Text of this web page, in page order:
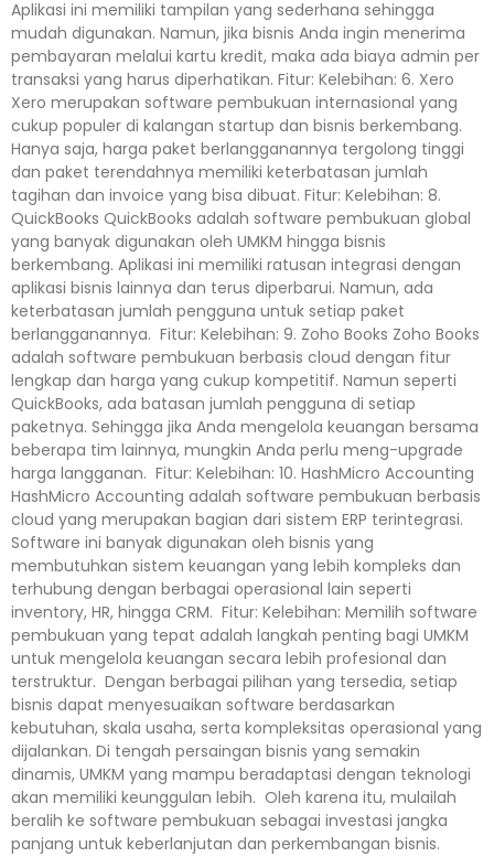
Aplikasi ini memiliki tampilan yang sederhana sehingga
mudah digunakan. Namun, jika bisnis Anda ingin menerima
pembayaran melalui kartu kredit, maka ada biaya admin per
transaksi yang harus diperhatikan. Fitur: Kelebihan: 6. Xero
Xero merupakan software pembukuan internasional yang
cukup populer di kalangan startup dan bisnis berkembang.
Hanya saja, harga paket berlangganannya tergolong tinggi
dan paket terendahnya memiliki keterbatasan jumlah
tagihan dan invoice yang bisa dibuat. Fitur: Kelebihan: 8.
QuickBooks QuickBooks adalah software pembukuan global
yang banyak digunakan oleh UMKM hingga bisnis
berkembang. Aplikasi ini memiliki ratusan integrasi dengan
aplikasi bisnis lainnya dan terus diperbarui. Namun, ada
keterbatasan jumlah pengguna untuk setiap paket
berlangganannya. Fitur: Kelebihan: 9. Zoho Books Zoho Books
adalah software pembukuan berbasis cloud dengan fitur
lengkap dan harga yang cukup kompetitif. Namun seperti
QuickBooks, ada batasan jumlah pengguna di setiap
paketnya. Sehingga jika Anda mengelola keuangan bersama
beberapa tim lainnya, mungkin Anda perlu meng-upgrade
harga langganan. Fitur: Kelebihan: 10. HashMicro Accounting
HashMicro Accounting adalah software pembukuan berbasis
cloud yang merupakan bagian dari sistem ERP terintegrasi.
Software ini banyak digunakan oleh bisnis yang
membutuhkan sistem keuangan yang lebih kompleks dan
terhubung dengan berbagai operasional lain seperti
inventory, HR, hingga CRM. Fitur: Kelebihan: Memilih software
pembukuan yang tepat adalah langkah penting bagi UMKM
untuk mengelola keuangan secara lebih profesional dan
terstruktur. Dengan berbagai pilihan yang tersedia, setiap
bisnis dapat menyesuaikan software berdasarkan
kebutuhan, skala usaha, serta kompleksitas operasional yang
dijalankan. Di tengah persaingan bisnis yang semakin
dinamis, UMKM yang mampu beradaptasi dengan teknologi
akan memiliki keunggulan lebih. Oleh karena itu, mulailah
beralih ke software pembukuan sebagai investasi jangka
panjang untuk keberlanjutan dan perkembangan bisnis.